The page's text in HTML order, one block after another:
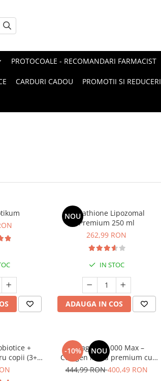
PROTOCOALE - RECOMANDARI FARMACIST
CARDURI CADOU PROMOTII SI REDUCERI
NOU
Glutathione Lipozomal
Premium 250 ml
262,99 RON
IN STOC
ADAUGA IN COS
+
copii (3+
-10% NOU
Collagen 12.000 Max –
Colagen lichid premium cu
Acid Hialuronic, Elastină,
444,99 RON400,49 RON